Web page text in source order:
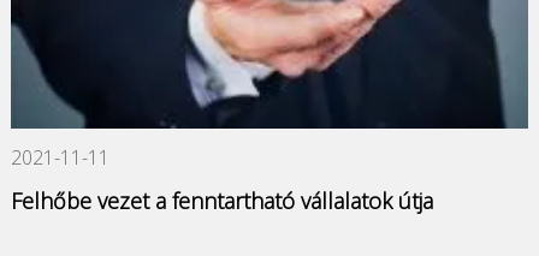
2021-11-11
Felhőbe vezet a fenntartható vállalatok útja